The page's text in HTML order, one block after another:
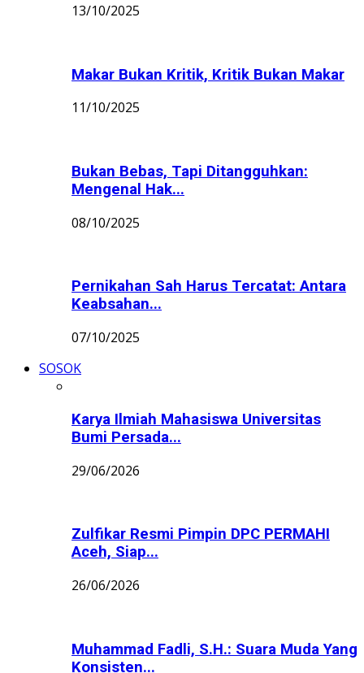
13/10/2025
Makar Bukan Kritik, Kritik Bukan Makar
11/10/2025
Bukan Bebas, Tapi Ditangguhkan:
Mengenal Hak...
08/10/2025
Pernikahan Sah Harus Tercatat: Antara
Keabsahan...
07/10/2025
SOSOK
Karya Ilmiah Mahasiswa Universitas
Bumi Persada...
29/06/2026
Zulfikar Resmi Pimpin DPC PERMAHI
Aceh, Siap...
26/06/2026
Muhammad Fadli, S.H.: Suara Muda Yang
Konsisten...